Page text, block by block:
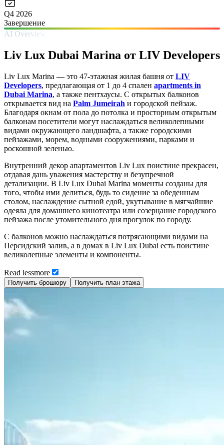
Q4 2026
Завершение
AI Overview
Liv Lux Dubai Marina от LIV Developers
Liv Lux Marina — это 47-этажная жилая башня от LIV
Developers, предлагающая от 1 до 4 спален apartments in
Dubai Marina, а также пентхаусы. С открытых балконов
открывается вид на Palm Jumeirah и городской пейзаж.
Благодаря окнам от пола до потолка и просторным открытым
балконам посетители могут наслаждаться великолепными
видами окружающего ландшафта, а также городскими
пейзажами, морем, водными сооружениями, парками и
роскошной зеленью.
Внутренний декор апартаментов Liv Lux поистине прекрасен,
отдавая дань уважения мастерству и безупречной
детализации. В Liv Lux Dubai Marina моменты созданы для
того, чтобы ими делиться, будь то сидение за обеденным
столом, наслаждение сытной едой, укутывание в мягчайшие
одеяла для домашнего кинотеатра или созерцание городского
пейзажа после утомительного дня прогулок по городу.
С балконов можно наслаждаться потрясающими видами на
Персидский залив, а в домах в Liv Lux Dubai есть поистине
великолепные элементы и компоненты.
Read lessmore
Получить брошюру Получить план этажа